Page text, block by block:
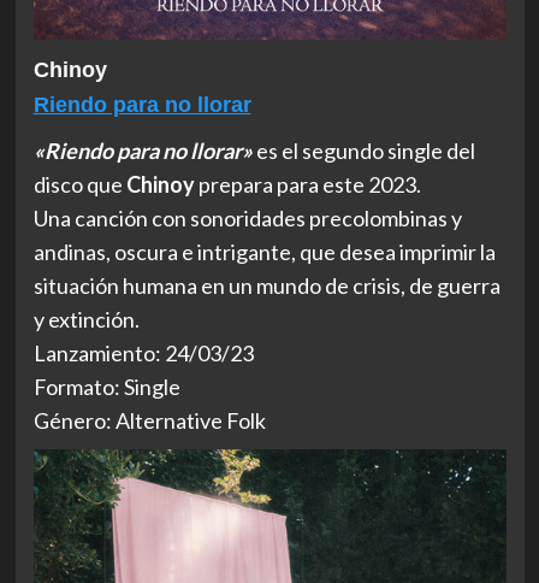
Chinoy
Riendo para no llorar
«Riendo para no llorar»es el segundo single del
disco que Chinoyprepara para este 2023.
Una canción con sonoridades precolombinas y
andinas, oscura e intrigante, que desea imprimir la
situación humana en un mundo de crisis, de guerra
y extinción.
Lanzamiento: 24/03/23
Formato: Single
Género: Alternative Folk